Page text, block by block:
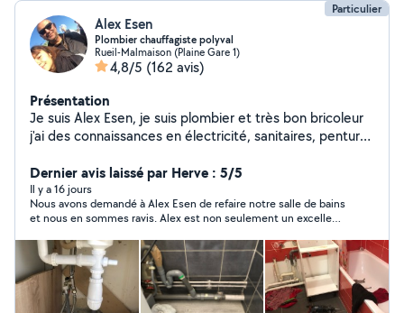
Particulier
Alex Esen
Plombier chauffagiste polyval
Rueil-Malmaison (Plaine Gare 1)
4,8/5 (162 avis)
Présentation
Je suis Alex Esen, je suis plombier et très bon bricoleur
j'ai des connaissances en électricité, sanitaires, penture
équipée
Dernier avis laissé par Herve : 5/5
Il y a 16 jours
Nous avons demandé à Alex Esen de refaire notre salle de bains
et nous en sommes ravis. Alex est non seulement un excellent
preuve d’une grande créativité lorsque des problèmes
imprévus se posent ou lorsqu’il peut éviter des dépenses à son
client. Il n’hésite pas non plus à passer du temps à donner des
explications, ce qui est toujours rassurant. Nous le
recommandons vivement.